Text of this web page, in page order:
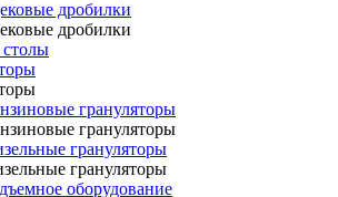
дробилки
дробилки
столы
грануляторы
грануляторы
грануляторы
грануляторы
оборудование